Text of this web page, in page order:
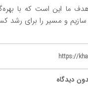
هدف ما این است که با
و مسیر را برای رشد
https://
دیدگاه